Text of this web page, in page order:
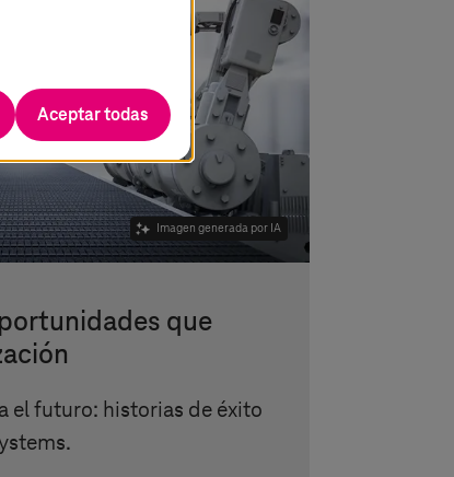
Imagen generada por IA
que
el futuro: historias de éxito
.
Aceptar todas